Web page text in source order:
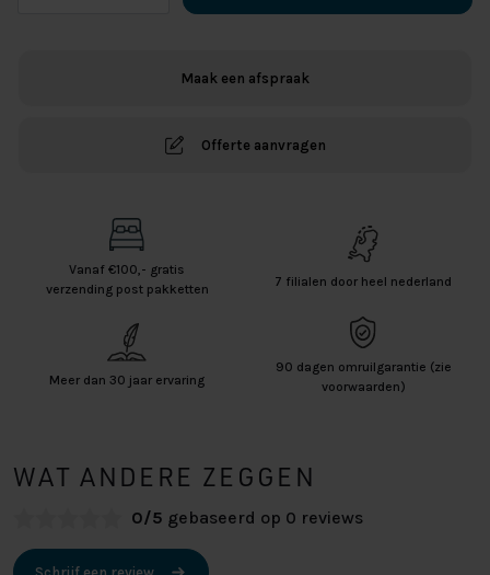
Maak een afspraak
Offerte aanvragen
Vanaf €100,- gratis
verzending post pakketten
7 filialen door heel nederland
Meer dan 30 jaar ervaring
90 dagen omruilgarantie (zie
voorwaarden)
WAT ANDERE ZEGGEN
0/5 gebaseerd op 0 reviews